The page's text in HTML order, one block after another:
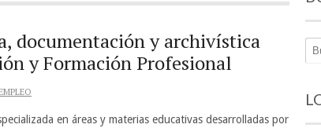
documentación y archivística
y Formación Profesional
en áreas y materias educativas desarrolladas por